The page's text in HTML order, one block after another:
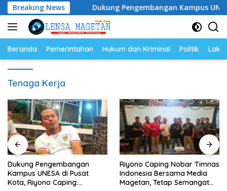
Langsung
ke
konten
Breaking News
Ayam Dukung Pengembangan Kampus UNESA di
Beranda Pemerintahan Hukum dan Kriminal Politik
Tenaga Kerja
Dukung Pengembangan
Kampus UNESA di Pusat
Kota, Riyono Caping:
Riyono Caping Nobar Timnas
Indonesia Bersama Media
Magetan, Tetap Semangat